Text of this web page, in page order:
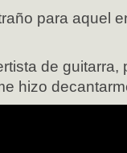
para aquel
de guitarra,
hizo